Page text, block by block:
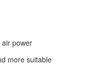
power
more suitable